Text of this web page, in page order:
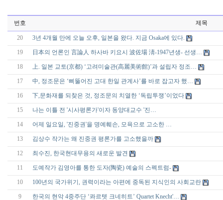
번호 제목
20 3년 4개월 만에 오늘 오후, 일본을 왔다. 지금 Osaka에 있다.
19 日本의 언론인 言論人 하사바 키요시 波佐場 淸-1947년생- 선생…
18 上. 일본 교토(京都) ‘고려미술관(高麗美術館)’과 설립자 정조…
17 中, 정조문은 ‘삐뚤어진 고대 한일 관계사’를 바로 잡고자 했…
16 下,문화재를 되찾은 것, 정조문의 치열한 ‘독립투쟁’이었다
15 나는 이틀 전 '시사평론가'이자 동양대교수 '진…
14 어제 일요일, '진중권'을 명예훼손, 모욕으로 고소한 …
13 김상수 작가는 왜 진중권 평론가를 고소했을까
12 최수진, 한국현대무용의 새로운 발견
11 도예작가 김영아를 통한 도자(陶瓷) 예술의 스펙트럼-
10 100년의 국가위기, 권력이라는 아편에 중독된 지식인의 사회교란
9 한국의 현악 4중주단 ‘콰르텟 크네히트’ Quartet Knecht'…